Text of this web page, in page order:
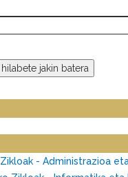
jakin batera
- Administrazioa